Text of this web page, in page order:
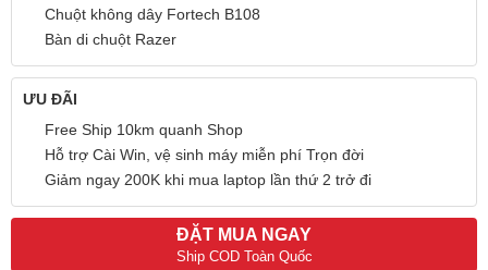
Chuột không dây Fortech B108
Bàn di chuột Razer
ƯU ĐÃI
Free Ship 10km quanh Shop
Hỗ trợ Cài Win, vệ sinh máy miễn phí Trọn đời
Giảm ngay 200K khi mua laptop lần thứ 2 trở đi
ĐẶT MUA NGAY
Ship COD Toàn Quốc